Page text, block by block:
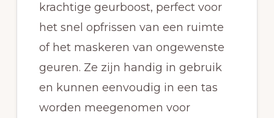
krachtige geurboost, perfect voor
het snel opfrissen van een ruimte
of het maskeren van ongewenste
geuren. Ze zijn handig in gebruik
en kunnen eenvoudig in een tas
worden meegenomen voor